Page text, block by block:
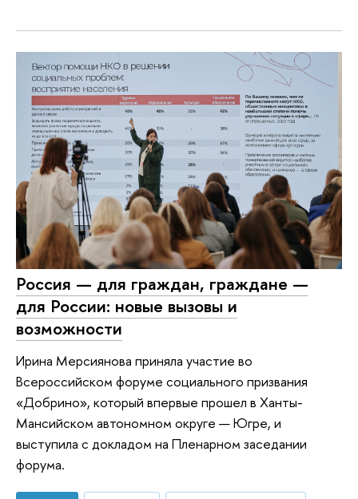
Россия — для граждан, граждане —
для России: новые вызовы и
возможности
Ирина Мерсиянова приняла участие во
Всероссийском форуме социального призвания
«Добрино», который впервые прошел в Ханты-
Мансийском автономном округе — Югре, и
выступила с докладом на Пленарном заседании
форума.